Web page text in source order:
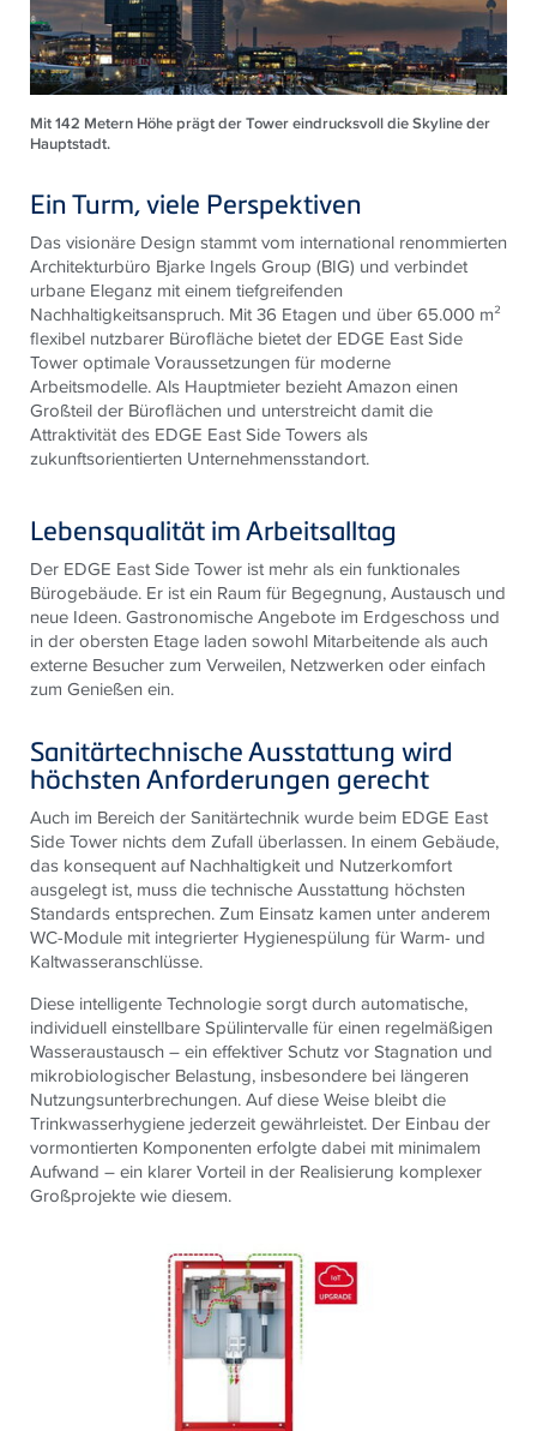
Mit 142 Metern Höhe prägt der Tower eindrucksvoll die Skyline der
Hauptstadt.
Ein Turm, viele Perspektiven
Das visionäre Design stammt vom international renommierten
Architekturbüro Bjarke Ingels Group (BIG) und verbindet
urbane Eleganz mit einem tiefgreifenden
Nachhaltigkeitsanspruch. Mit 36 Etagen und über 65.000 m²
flexibel nutzbarer Bürofläche bietet der EDGE East Side
Tower optimale Voraussetzungen für moderne
Arbeitsmodelle. Als Hauptmieter bezieht Amazon einen
Großteil der Büroflächen und unterstreicht damit die
Attraktivität des EDGE East Side Towers als
zukunftsorientierten Unternehmensstandort.
Lebensqualität im Arbeitsalltag
Der EDGE East Side Tower ist mehr als ein funktionales
Bürogebäude. Er ist ein Raum für Begegnung, Austausch und
neue Ideen. Gastronomische Angebote im Erdgeschoss und
in der obersten Etage laden sowohl Mitarbeitende als auch
externe Besucher zum Verweilen, Netzwerken oder einfach
zum Genießen ein.
Sanitärtechnische Ausstattung wird
höchsten Anforderungen gerecht
Auch im Bereich der Sanitärtechnik wurde beim EDGE East
Side Tower nichts dem Zufall überlassen. In einem Gebäude,
das konsequent auf Nachhaltigkeit und Nutzerkomfort
ausgelegt ist, muss die technische Ausstattung höchsten
Standards entsprechen. Zum Einsatz kamen unter anderem
WC-Module mit integrierter Hygienespülung für Warm- und
Kaltwasseranschlüsse.
Diese intelligente Technologie sorgt durch automatische,
individuell einstellbare Spülintervalle für einen regelmäßigen
Wasseraustausch – ein effektiver Schutz vor Stagnation und
mikrobiologischer Belastung, insbesondere bei längeren
Nutzungsunterbrechungen. Auf diese Weise bleibt die
Trinkwasserhygiene jederzeit gewährleistet. Der Einbau der
vormontierten Komponenten erfolgte dabei mit minimalem
Aufwand – ein klarer Vorteil in der Realisierung komplexer
Großprojekte wie diesem.